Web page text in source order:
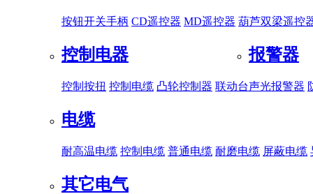
按钮开关手柄 CD遥控器 MD遥控器 葫芦双梁遥控
控制电器
控制按扭 控制电缆 凸轮控制器 联动台
报警器
声光报警器
电缆
耐高温电缆 控制电缆 普通电缆 耐磨电缆 屏蔽电缆
其它电气